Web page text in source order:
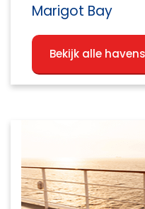
Marigot Bay
Bekijk alle havens